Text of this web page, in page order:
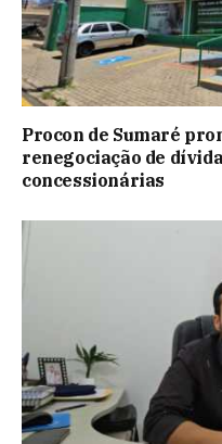
Procon de Sumaré
renegociação de
concessionárias